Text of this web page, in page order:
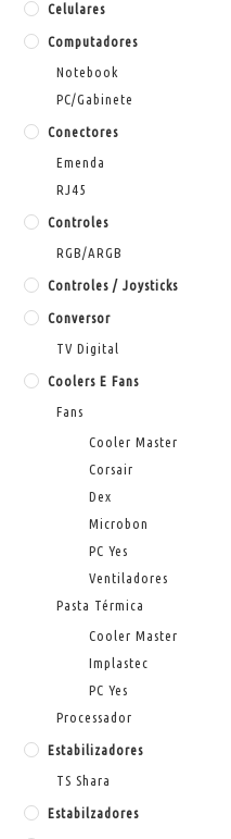
Celulares
Computadores
Notebook
PC/Gabinete
Conectores
Emenda
RJ45
Controles
RGB/ARGB
Controles / Joysticks
Conversor
TV Digital
Coolers E Fans
Fans
Cooler Master
Corsair
Dex
Microbon
PC Yes
Ventiladores
Pasta Térmica
Cooler Master
Implastec
PC Yes
Processador
Estabilizadores
TS Shara
Estabilzadores